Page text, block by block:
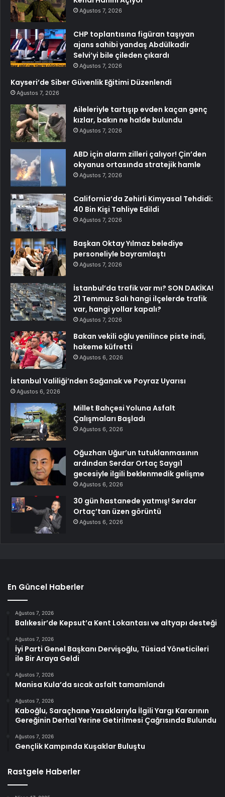
Ağustos 7, 2026
CHP toplantısına figüran taşıyan
ajans sahibi yandaş Abdülkadir
Selvi’yi bile çileden çıkardı
Ağustos 7, 2026
Kayseri’de Siber Güvenlik Eğitimi Düzenlendi
Ağustos 7, 2026
Aileleriyle tartışıp evden kaçan genç
kızlar, bakın ne halde bulundu
Ağustos 7, 2026
ABD için alarm zilleri çalıyor! Çin’den
okyanus ortasında stratejik hamle
Ağustos 7, 2026
California’da Zehirli Kimyasal Tehdidi:
40 Bin Kişi Tahliye Edildi
Ağustos 7, 2026
Başkan Oktay Yılmaz belediye
personeliyle bayramlaştı
Ağustos 7, 2026
İstanbul’da trafik var mı? SON DAKİKA!
21 Temmuz Salı hangi ilçelerde trafik
var, hangi yollar kapalı?
Ağustos 7, 2026
Bakan vekili oğlu yenilince piste indi,
hakeme küfretti
Ağustos 6, 2026
İstanbul Valiliği’nden Sağanak ve Poyraz Uyarısı
Ağustos 6, 2026
Millet Bahçesi Yoluna Asfalt
Çalışmaları Başladı
Ağustos 6, 2026
Oğuzhan Uğur’un tutuklanmasının
ardından Serdar Ortaç Saygı1
gecesiyle ilgili beklenmedik gelişme
Ağustos 6, 2026
30 gün hastanede yatmış! Serdar
Ortaç’tan üzen görüntü
Ağustos 6, 2026
En Güncel Haberler
Ağustos 7, 2026
Balıkesir’de Kepsut’a Kent Lokantası ve altyapı desteği
Ağustos 7, 2026
İyi Parti Genel Başkanı Dervişoğlu, Tüsiad Yöneticileri
ile Bir Araya Geldi
Ağustos 7, 2026
Manisa Kula’da sıcak asfalt tamamlandı
Ağustos 7, 2026
Kaboğlu, Saraçhane Yasaklarıyla İlgili Yargı Kararının
Gereğinin Derhal Yerine Getirilmesi Çağrısında Bulundu
Ağustos 7, 2026
Gençlik Kampında Kuşaklar Buluştu
Rastgele Haberler